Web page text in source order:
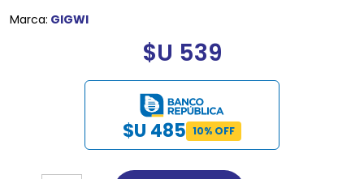
Marca: GIGWI
$U 539
$U 485 10% OFF